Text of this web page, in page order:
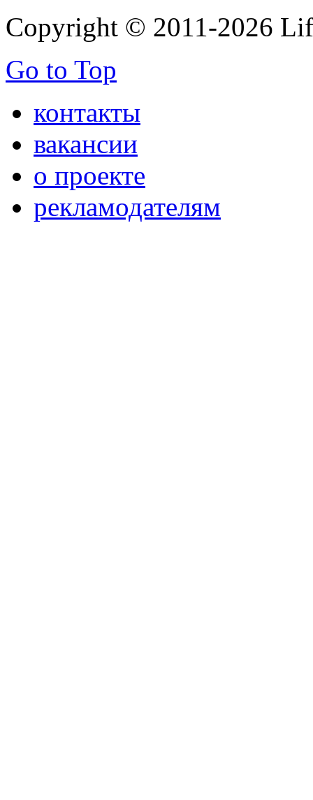
Copyright © 2011-2026
Go to Top
контакты
вакансии
о проекте
рекламодателям